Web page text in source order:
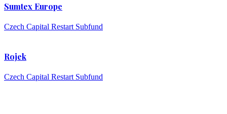
Sumtex Europe
Czech Capital Restart Subfund
Rojek
Czech Capital Restart Subfund